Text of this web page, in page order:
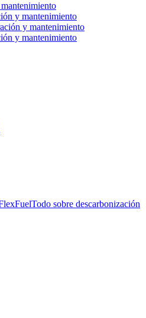
y mantenimiento
y mantenimiento
y mantenimiento
Todo sobre descarbonización